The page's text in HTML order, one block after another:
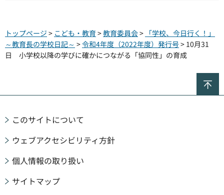
トップページ > こども・教育>教育委員会> 「学校、今日行く！」
～教育長の学校日記～ >令和4年度（2022年度）発行号> 10月31
日 小学校以降の学びに確かにつながる「協同性」の育成
このサイトについて
ウェブアクセシビリティ方針
個人情報の取り扱い
サイトマップ